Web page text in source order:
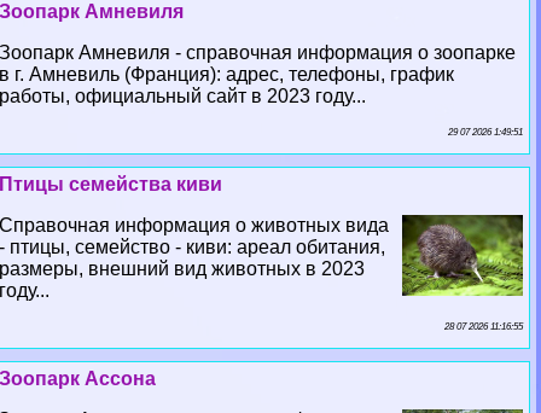
Зоопарк Амневиля
Зоопарк Амневиля - справочная информация о зоопарке
в г. Амневиль (Франция): адрес, телефоны, график
работы, официальный сайт в 2023 году...
29 07 2026 1:49:51
Птицы семейства киви
Справочная информация о животных вида
- птицы, семейство - киви: ареал обитания,
размеры, внешний вид животных в 2023
году...
28 07 2026 11:16:55
Зоопарк Ассона